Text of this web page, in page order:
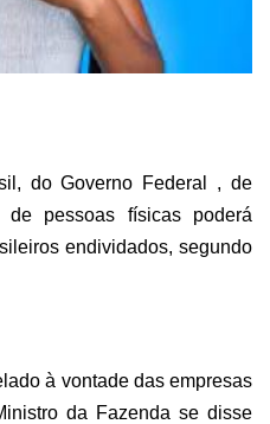
do Governo Federal , de
de pessoas físicas poderá
endividados, segundo
à vontade das empresas
da Fazenda se disse